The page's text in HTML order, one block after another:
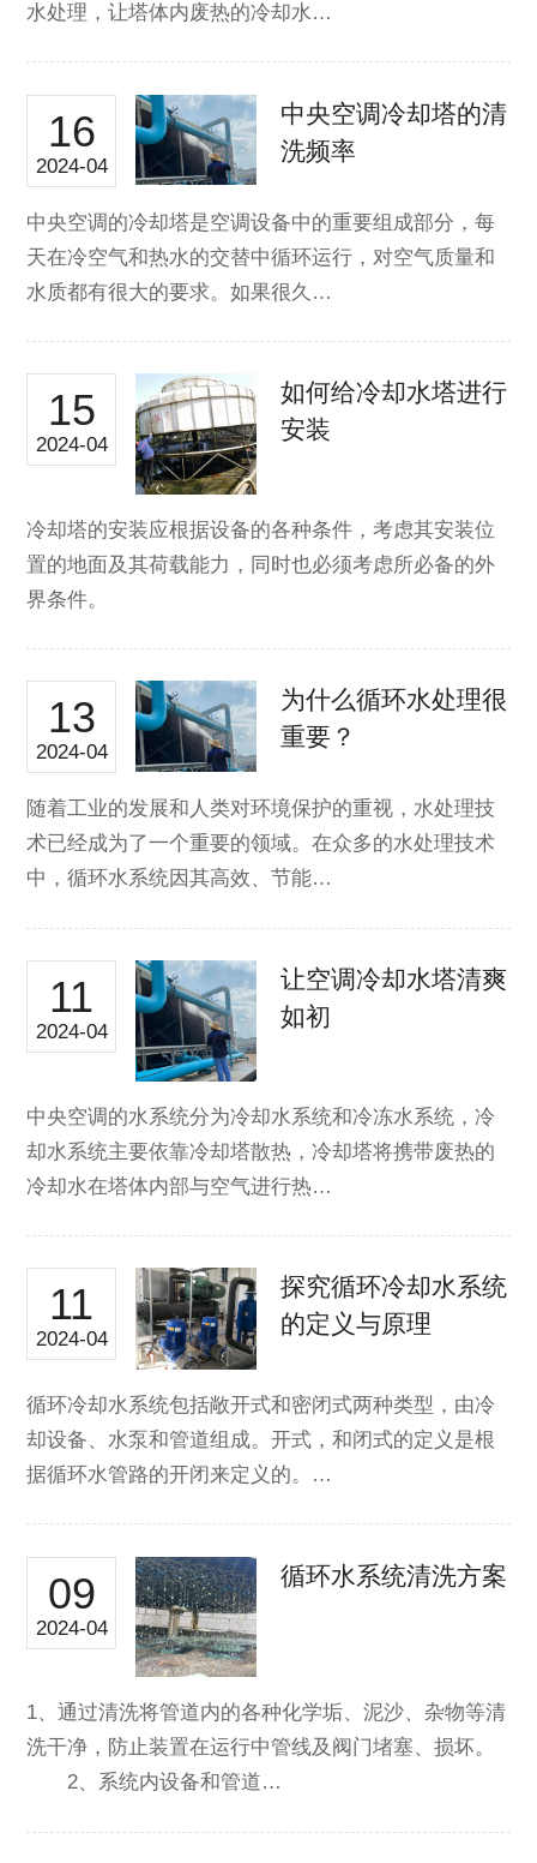
水处理，让塔体内废热的冷却水…
16
2024-04
中央空调冷却塔的清
洗频率
中央空调的冷却塔是空调设备中的重要组成部分，每
天在冷空气和热水的交替中循环运行，对空气质量和
水质都有很大的要求。如果很久…
15
2024-04
如何给冷却水塔进行
安装
冷却塔的安装应根据设备的各种条件，考虑其安装位
置的地面及其荷载能力，同时也必须考虑所必备的外
界条件。
13
2024-04
为什么循环水处理很
重要？
随着工业的发展和人类对环境保护的重视，水处理技
术已经成为了一个重要的领域。在众多的水处理技术
中，循环水系统因其高效、节能…
11
2024-04
让空调冷却水塔清爽
如初
中央空调的水系统分为冷却水系统和冷冻水系统，冷
却水系统主要依靠冷却塔散热，冷却塔将携带废热的
冷却水在塔体内部与空气进行热…
11
2024-04
探究循环冷却水系统
的定义与原理
循环冷却水系统包括敞开式和密闭式两种类型，由冷
却设备、水泵和管道组成。开式，和闭式的定义是根
据循环水管路的开闭来定义的。…
09
2024-04
循环水系统清洗方案
1、通过清洗将管道内的各种化学垢、泥沙、杂物等清
洗干净，防止装置在运行中管线及阀门堵塞、损坏。
2、系统内设备和管道…